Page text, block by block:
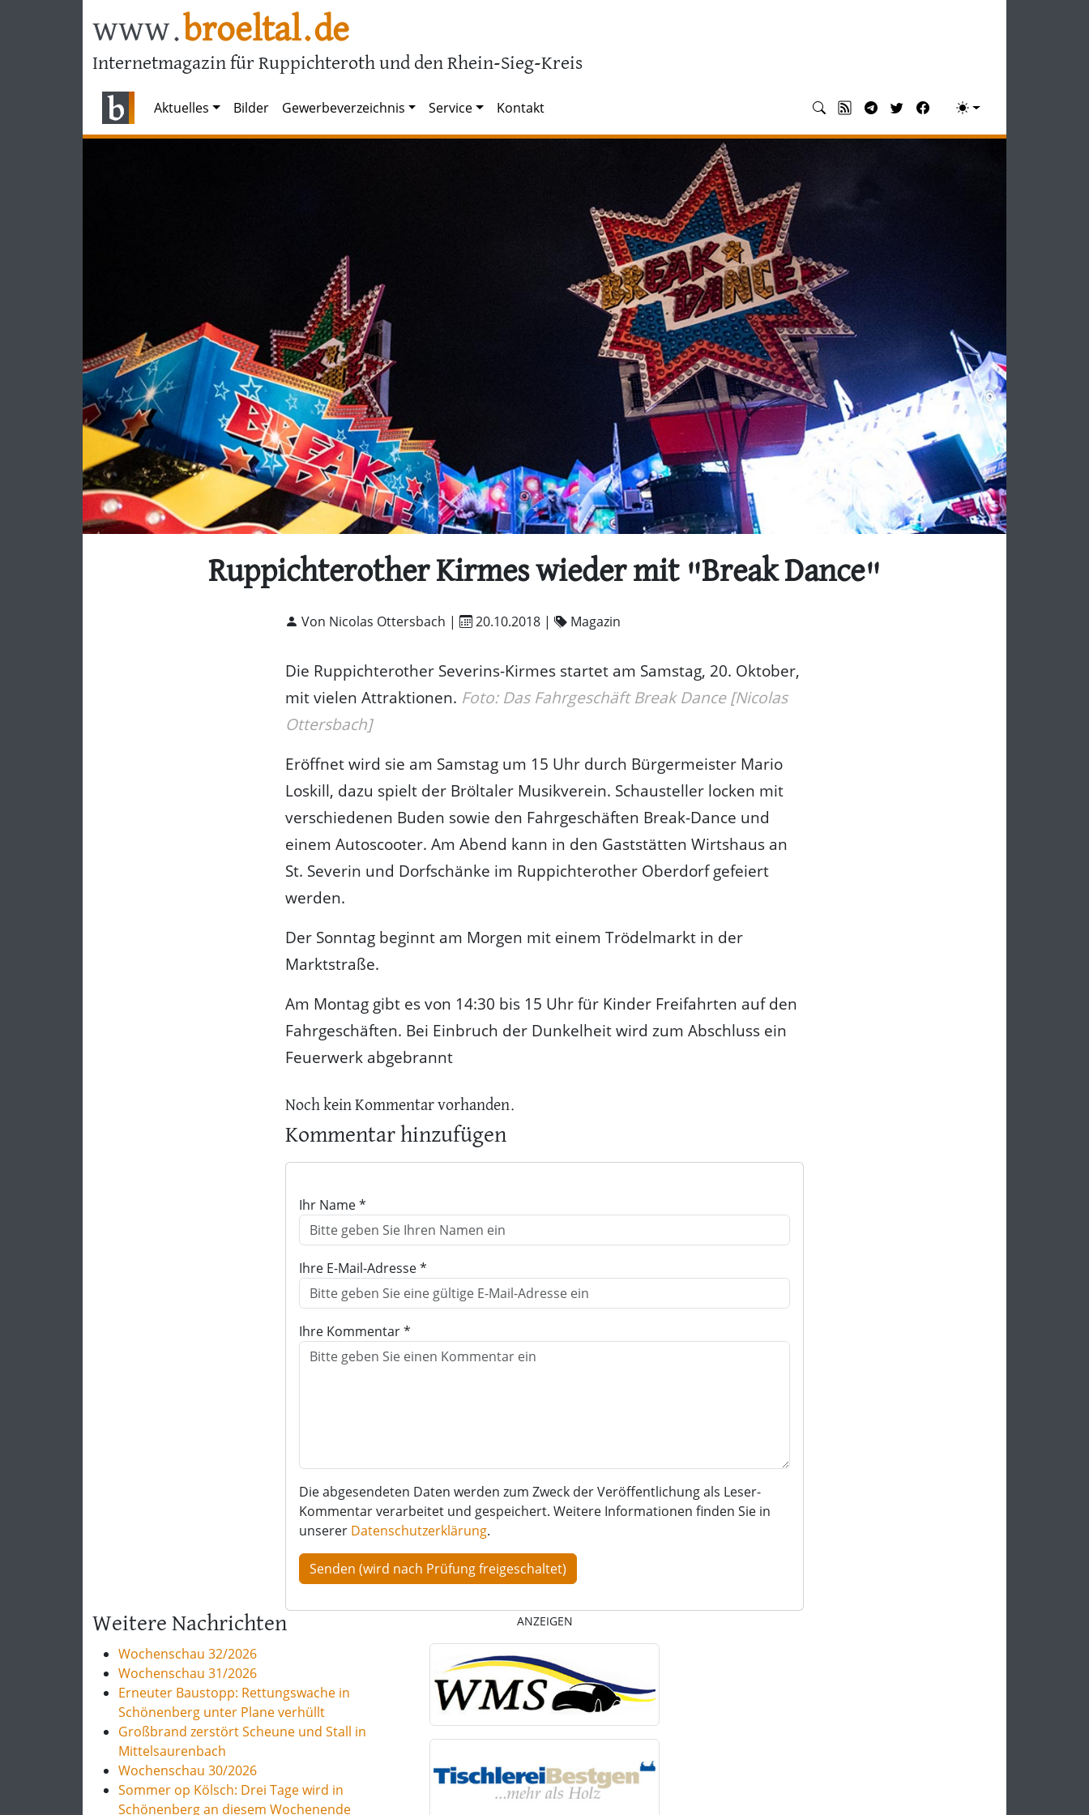
www.broeltal.de
Internetmagazin für Ruppichteroth und den Rhein-Sieg-Kreis
Aktuelles Bilder Gewerbeverzeichnis Service Kontakt
Ruppichterother Kirmes wieder mit "Break Dance"
Von Nicolas Ottersbach | 20.10.2018 | Magazin
Die Ruppichterother Severins-Kirmes startet am Samstag, 20. Oktober,
mit vielen Attraktionen. Foto: Das Fahrgeschäft Break Dance [Nicolas
Ottersbach]
Eröffnet wird sie am Samstag um 15 Uhr durch Bürgermeister Mario
Loskill, dazu spielt der Bröltaler Musikverein. Schausteller locken mit
verschiedenen Buden sowie den Fahrgeschäften Break-Dance und
einem Autoscooter. Am Abend kann in den Gaststätten Wirtshaus an
St. Severin und Dorfschänke im Ruppichterother Oberdorf gefeiert
werden.
Der Sonntag beginnt am Morgen mit einem Trödelmarkt in der
Marktstraße.
Am Montag gibt es von 14:30 bis 15 Uhr für Kinder Freifahrten auf den
Fahrgeschäften. Bei Einbruch der Dunkelheit wird zum Abschluss ein
Feuerwerk abgebrannt
Noch kein Kommentar vorhanden.
Kommentar hinzufügen
Ihr Name *
Ihre E-Mail-Adresse *
Ihre Kommentar *
Die abgesendeten Daten werden zum Zweck der Veröffentlichung als Leser-
Kommentar verarbeitet und gespeichert. Weitere Informationen finden Sie in
unserer Datenschutzerklärung.
Weitere Nachrichten
Wochenschau 32/2026
Wochenschau 31/2026
Erneuter Baustopp: Rettungswache in
Schönenberg unter Plane verhüllt
Großbrand zerstört Scheune und Stall in
Mittelsaurenbach
Wochenschau 30/2026
Sommer op Kölsch: Drei Tage wird in
Schönenberg an diesem Wochenende
ANZEIGEN